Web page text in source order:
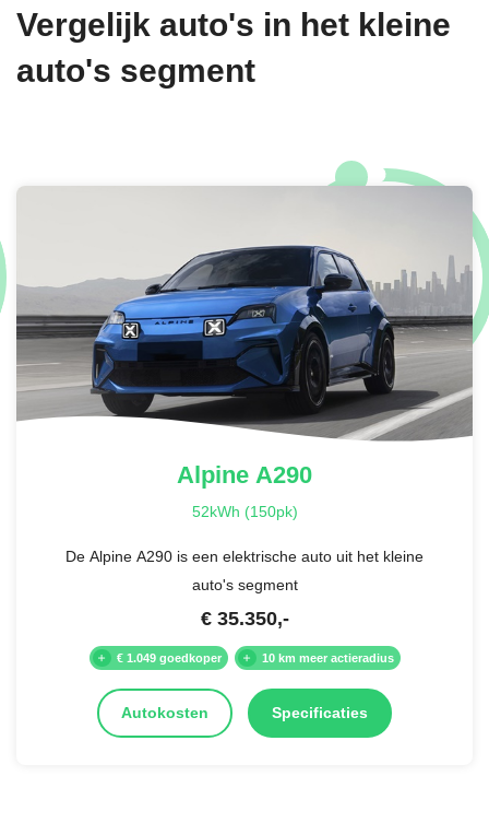
Vergelijk auto's in het kleine
auto's segment
AlpineA290
52kWh (150pk)
De Alpine A290 is een elektrische auto uit het kleine
auto's segment
€ 35.350,-
€ 1.049 goedkoper 10 km meer actieradius
Autokosten Specificaties